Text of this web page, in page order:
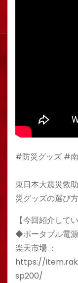
#防災グッズ #
東日本大震災救
災グッズの選び
【今回紹介して
◆ポータブル電
楽天市場 ：
https://
sp200/